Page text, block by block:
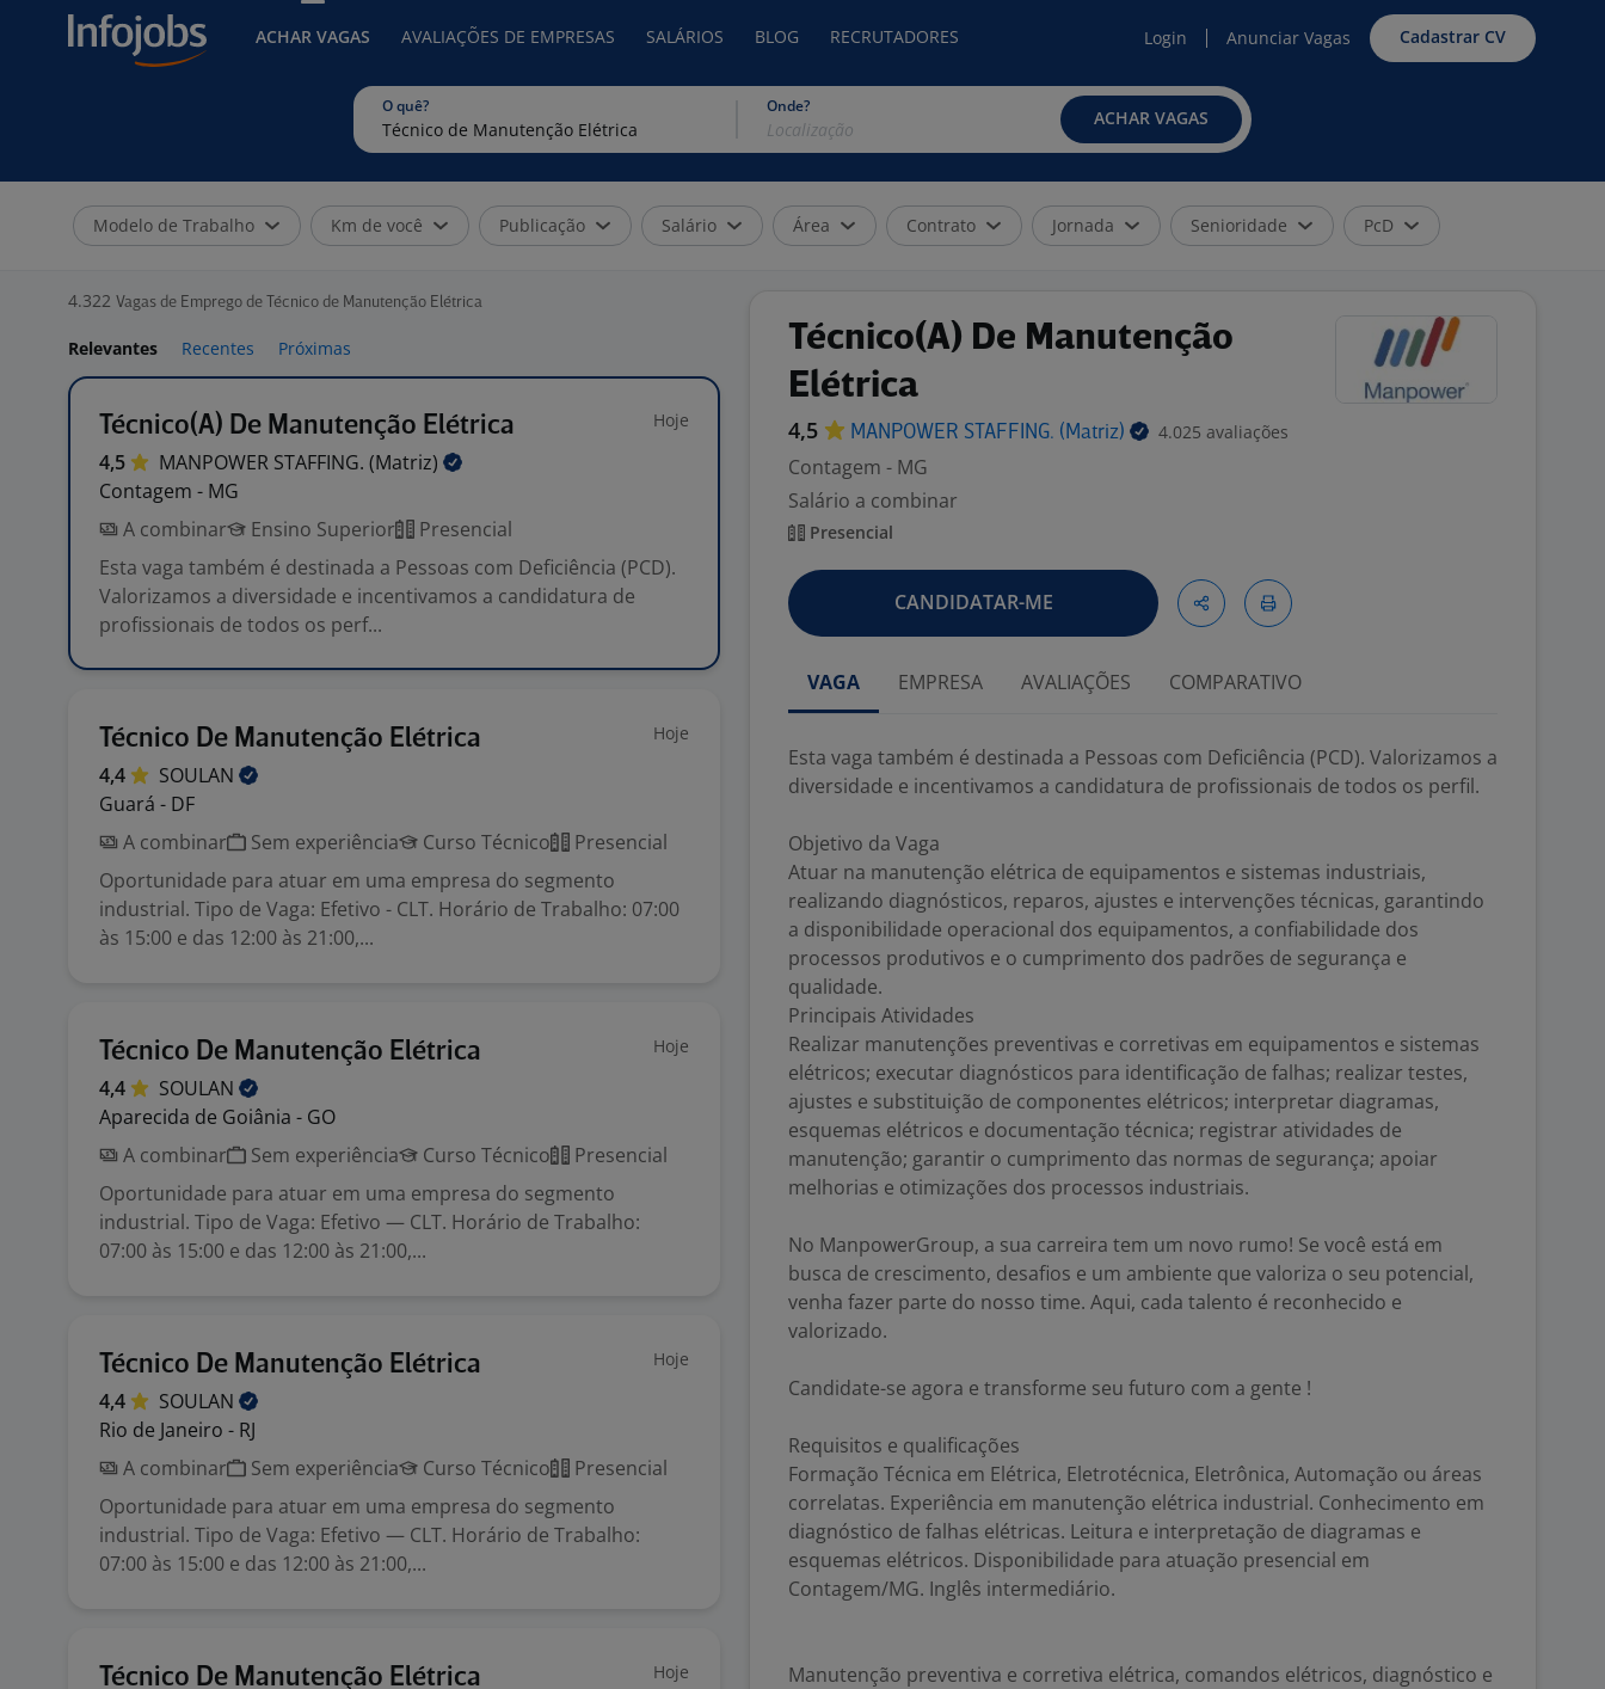
ACHAR VAGAS AVALIAÇÕES DE EMPRESAS SALÁRIOS BLOG RECRUTADORES Login Anunciar Vagas Cadastrar CV
O quê? Onde?
ACHAR VAGAS
Modelo de Trabalho Km de você Publicação Salário Área Contrato Jornada Senioridade PcD
4.322 Vagas de Emprego de Técnico de Manutenção Elétrica
Relevantes Recentes Próximas
Técnico(A) De Manutenção Elétrica Hoje
4,5 MANPOWER STAFFING. (Matriz)
Contagem - MG
A combinar
Ensino Superior
Presencial
Esta vaga também é destinada a Pessoas com Deficiência (PCD).
Valorizamos a diversidade e incentivamos a candidatura de
profissionais de todos os perf...
Técnico De Manutenção Elétrica Hoje
4,4
SOULAN
Guará - DF
A combinar
Sem experiência Curso Técnico
Presencial
Oportunidade para atuar em uma empresa do segmento
industrial. Tipo de Vaga: Efetivo - CLT. Horário de Trabalho: 07:00
às 15:00 e das 12:00 às 21:00,...
Técnico De Manutenção Elétrica Hoje
4,4
SOULAN
Aparecida de Goiânia - GO
A combinar
Sem experiência Curso Técnico
Presencial
Oportunidade para atuar em uma empresa do segmento
industrial. Tipo de Vaga: Efetivo — CLT. Horário de Trabalho:
07:00 às 15:00 e das 12:00 às 21:00,...
Técnico De Manutenção Elétrica Hoje
4,4
SOULAN
Rio de Janeiro - RJ
A combinar
Sem experiência Curso Técnico
Presencial
Oportunidade para atuar em uma empresa do segmento
industrial. Tipo de Vaga: Efetivo — CLT. Horário de Trabalho:
07:00 às 15:00 e das 12:00 às 21:00,...
Técnico De Manutenção Elétrica Hoje
Técnico(A) De Manutenção
Elétrica
4,5 MANPOWER STAFFING. (Matriz) 4.025 avaliações
Contagem - MG
Salário a combinar
Presencial
CANDIDATAR-ME
VAGA EMPRESA AVALIAÇÕES COMPARATIVO
Esta vaga também é destinada a Pessoas com Deficiência (PCD). Valorizamos a
diversidade e incentivamos a candidatura de profissionais de todos os perfil.
Objetivo da Vaga
Atuar na manutenção elétrica de equipamentos e sistemas industriais,
realizando diagnósticos, reparos, ajustes e intervenções técnicas, garantindo
a disponibilidade operacional dos equipamentos, a confiabilidade dos
processos produtivos e o cumprimento dos padrões de segurança e
qualidade.
Principais Atividades
Realizar manutenções preventivas e corretivas em equipamentos e sistemas
elétricos; executar diagnósticos para identificação de falhas; realizar testes,
ajustes e substituição de componentes elétricos; interpretar diagramas,
esquemas elétricos e documentação técnica; registrar atividades de
manutenção; garantir o cumprimento das normas de segurança; apoiar
melhorias e otimizações dos processos industriais.
No ManpowerGroup, a sua carreira tem um novo rumo! Se você está em
busca de crescimento, desafios e um ambiente que valoriza o seu potencial,
venha fazer parte do nosso time. Aqui, cada talento é reconhecido e
valorizado.
Candidate-se agora e transforme seu futuro com a gente !
Requisitos e qualificações
Formação Técnica em Elétrica, Eletrotécnica, Eletrônica, Automação ou áreas
correlatas. Experiência em manutenção elétrica industrial. Conhecimento em
diagnóstico de falhas elétricas. Leitura e interpretação de diagramas e
esquemas elétricos. Disponibilidade para atuação presencial em
Contagem/MG. Inglês intermediário.
Manutenção preventiva e corretiva elétrica, comandos elétricos, diagnóstico e